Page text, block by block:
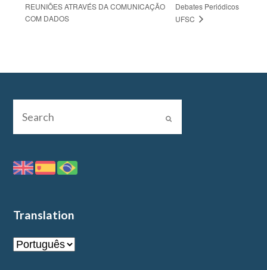
REUNIÕES ATRAVÉS DA COMUNICAÇÃO
COM DADOS
Debates Periódicos
UFSC
Translation